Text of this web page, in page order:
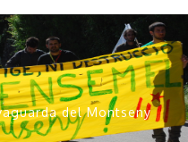
del Montseny